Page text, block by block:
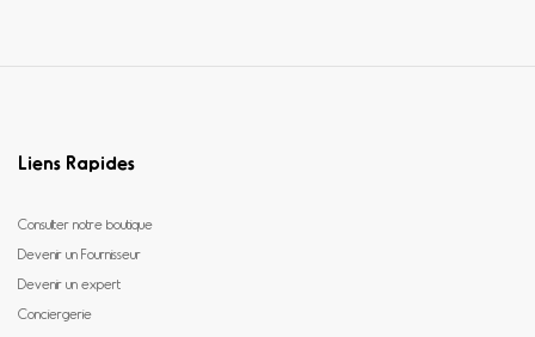
Liens Rapides
Consulter notre boutique
Devenir un Fournisseur
Devenir un expert
Conciergerie